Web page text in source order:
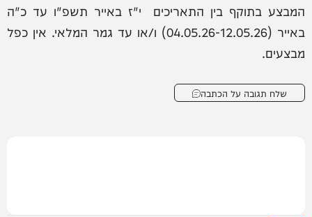
המבצע בתוקף בין התאריכים י"ז באייר תשפ"ו עד כ"ה
באייר (04.05.26-12.05.26) ו/או עד גמר המלאי. אין כפל
מבצעים.
שלח תגובה על הכתבה